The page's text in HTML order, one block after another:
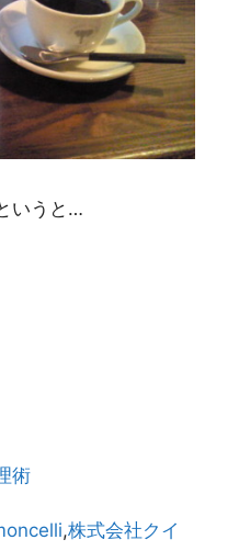
いうと…
術
,株式会社クイ